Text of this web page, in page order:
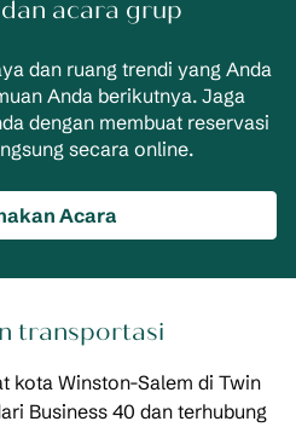
acara grup
dan ruang trendi yang Anda
Anda berikutnya. Jaga
dengan membuat reservasi
secara online.
Acara
transportasi
kota Winston-Salem di Twin
Business 40 dan terhubung